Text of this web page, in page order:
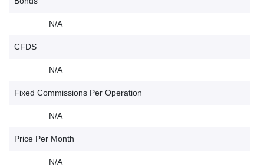
N/A
CFDS
N/A
Fixed Commissions Per Operation
N/A
Price Per Month
N/A